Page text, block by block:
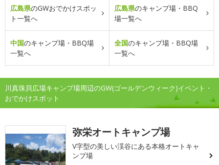
広島県のGWおでかけスポッ
ト一覧へ
広島県のキャンプ場・BBQ
場一覧へ
中国のキャンプ場・BBQ場
一覧へ
全国のキャンプ場・BBQ場
一覧へ
川真珠貝広場キャンプ場周辺のGW(ゴールデンウィーク)イベント・
おでかけスポット
弥栄オートキャンプ場
V字型の美しい渓谷にある本格オートキャ
ンプ場